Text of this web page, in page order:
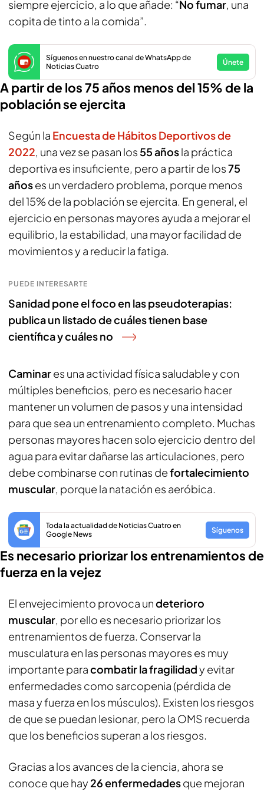
siempre ejercicio, a lo que añade: “No fumar, una
copita de tinto a la comida”.
Síguenos en nuestro canal de WhatsApp de
Noticias Cuatro
Únete
A partir de los 75 años menos del 15% de la
población se ejercita
Según la Encuesta de Hábitos Deportivos de
2022, una vez se pasan los 55 añosla práctica
deportiva es insuficiente, pero a partir de los75
añoses un verdadero problema, porque menos
del 15% de la población se ejercita. En general, el
ejercicio en personas mayores ayuda a mejorar el
equilibrio, la estabilidad, una mayor facilidad de
movimientos y a reducir la fatiga.
PUEDE INTERESARTE
Sanidad pone el foco en las pseudoterapias:
publica un listado de cuáles tienen base
científica y cuáles no
Caminares una actividad física saludable y con
múltiples beneficios, pero es necesario hacer
mantener un volumen de pasos y una intensidad
para que sea un entrenamiento completo. Muchas
personas mayores hacen solo ejercicio dentro del
agua para evitar dañarse las articulaciones, pero
debe combinarse con rutinas defortalecimiento
muscular, porque la natación es aeróbica.
Toda la actualidad de Noticias Cuatro en
Google News
Síguenos
Es necesario priorizar los entrenamientos de
fuerza en la vejez
El envejecimiento provoca undeterioro
muscular, por ello es necesario priorizar los
entrenamientos de fuerza. Conservar la
musculatura en las personas mayores es muy
importante paracombatir la fragilidady evitar
enfermedades como sarcopenia (pérdida de
masa y fuerza en los músculos). Existen los riesgos
de que se puedan lesionar, pero la OMS recuerda
que los beneficios superan a los riesgos.
Gracias a los avances de la ciencia, ahora se
conoce que hay 26 enfermedadesque mejoran